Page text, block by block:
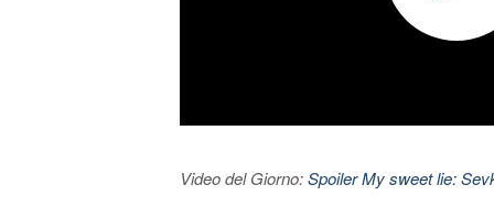
Video del Giorno:Spoiler My sweet lie: